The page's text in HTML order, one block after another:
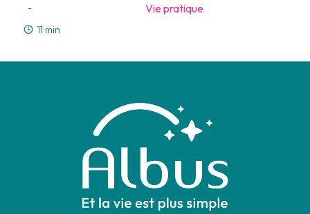
- Vie pratique
11 min